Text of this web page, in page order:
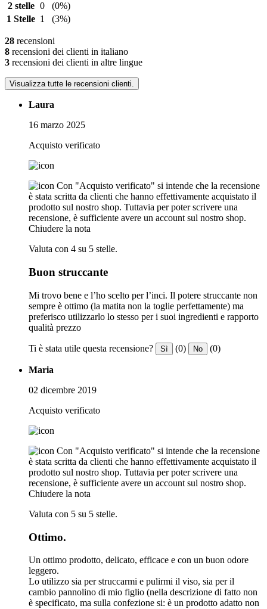
2 stelle 0
(0%)
1 Stelle 1 (3%)
28 recensioni
8 recensioni dei clienti in italiano
3 recensioni dei clienti in altre lingue
Visualizza tutte le recensioni clienti.
Laura
16 marzo 2025
Acquisto verificato
Con "Acquisto verificato" si intende che la recensione
è stata scritta da clienti che hanno effettivamente acquistato il
prodotto sul nostro shop. Tuttavia per poter scrivere una
recensione, è sufficiente avere un account sul nostro shop.
Chiudere la nota
Valuta con 4 su 5 stelle.
Buon struccante
Mi trovo bene e l’ho scelto per l’inci. Il potere struccante non
sempre è ottimo (la matita non la toglie perfettamente) ma
preferisco utilizzarlo lo stesso per i suoi ingredienti e rapporto
qualità prezzo
Ti è stata utile questa recensione? Sì (0) No (0)
Maria
02 dicembre 2019
Acquisto verificato
Con "Acquisto verificato" si intende che la recensione
è stata scritta da clienti che hanno effettivamente acquistato il
prodotto sul nostro shop. Tuttavia per poter scrivere una
recensione, è sufficiente avere un account sul nostro shop.
Chiudere la nota
Valuta con 5 su 5 stelle.
Ottimo.
Un ottimo prodotto, delicato, efficace e con un buon odore
leggero.
Lo utilizzo sia per struccarmi e pulirmi il viso, sia per il
cambio pannolino di mio figlio (nella descrizione di fatto non
è specificato, ma sulla confezione si: è un prodotto adatto non